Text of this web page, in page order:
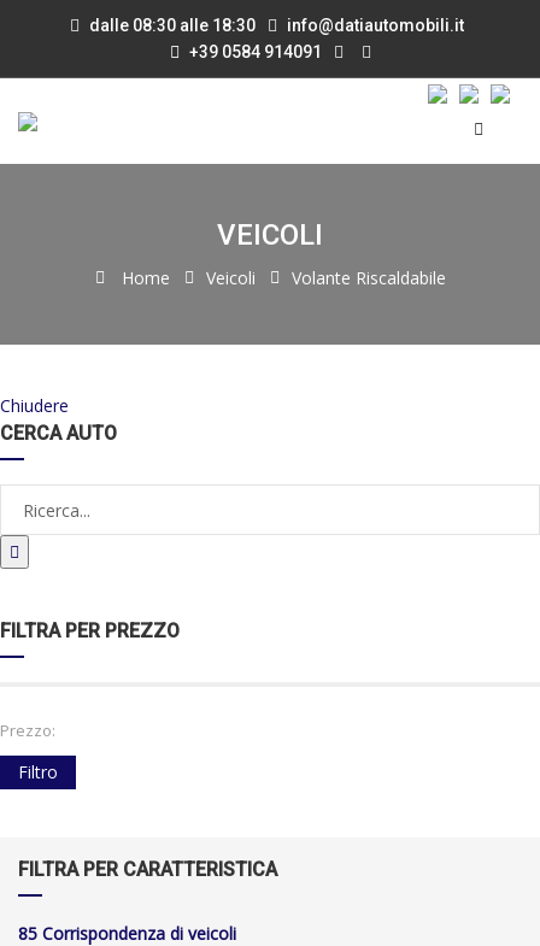
dalle 08:30 alle 18:30
info@datiautomobili.it
+39 0584 914091
VEICOLI
Home Veicoli Volante Riscaldabile
Chiudere
CERCA AUTO
FILTRA PER PREZZO
Prezzo:
Filtro
FILTRA PER CARATTERISTICA
85 Corrispondenza di veicoli